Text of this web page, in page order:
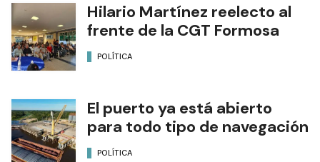
Hilario Martínez reelecto al
frente de la CGT Formosa
POLÍTICA
El puerto ya está abierto
para todo tipo de navegación
POLÍTICA